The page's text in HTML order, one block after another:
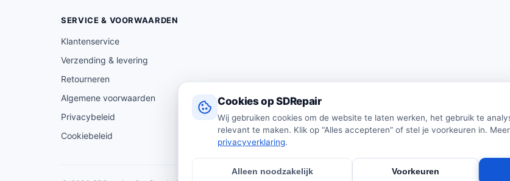
Cookies op SDRepair
Wij gebruiken cookies om de website te laten werken, het gebruik te
relevant te maken. Klik op “Alles accepteren” of stel je voorkeuren in.
privacyverklaring.
Alleen noodzakelijk Voorkeuren
SERVICE & VOORWAARDEN
Klantenservice
Verzending & levering
Retourneren
Algemene voorwaarden
Privacybeleid
Cookiebeleid